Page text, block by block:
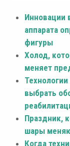
Инновации
аппарата
фигуры
Холод,
меняет
выбрать
Праздник,
шары
Когда